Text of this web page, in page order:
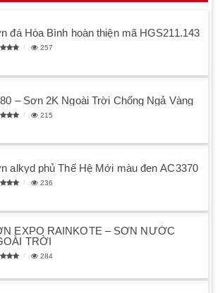
đá Hòa Bình hoàn thiện mã HGS211.143
257
– Sơn 2K Ngoài Trời Chống Ngả Vàng
215
alkyd phủ Thế Hệ Mới màu đen AC3370
236
EXPO RAINKOTE – SƠN NƯỚC
TRỜI
284